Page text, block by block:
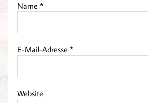
Name*
E-Mail-Adresse*
Website